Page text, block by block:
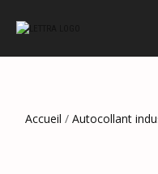
Accueil / Autocollant